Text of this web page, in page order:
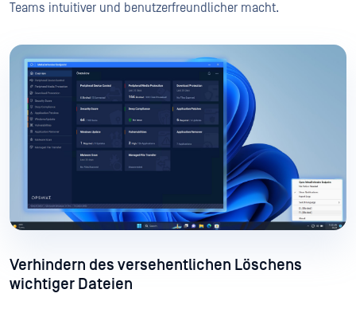
Teams intuitiver und benutzerfreundlicher macht.
Verhindern des versehentlichen Löschens
wichtiger Dateien